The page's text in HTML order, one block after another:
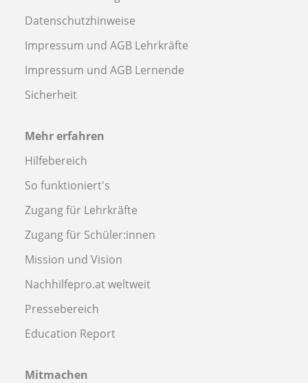
Datenschutzhinweise
Impressum und AGB Lehrkräfte
Impressum und AGB Lernende
Sicherheit
Mehr erfahren
Hilfebereich
So funktioniert's
Zugang für Lehrkräfte
Zugang für Schüler:innen
Mission und Vision
Nachhilfepro.at weltweit
Pressebereich
Education Report
Mitmachen